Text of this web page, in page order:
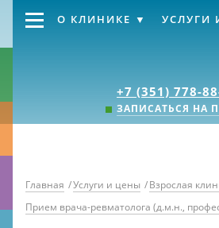
+7 (351) 778-
ЗАПИСАТЬСЯ НА
О КЛИНИКЕ УСЛУГИ
Главная /Услуги и цены /Взрослая
Прием врача-ревматолога (д.м.н.,